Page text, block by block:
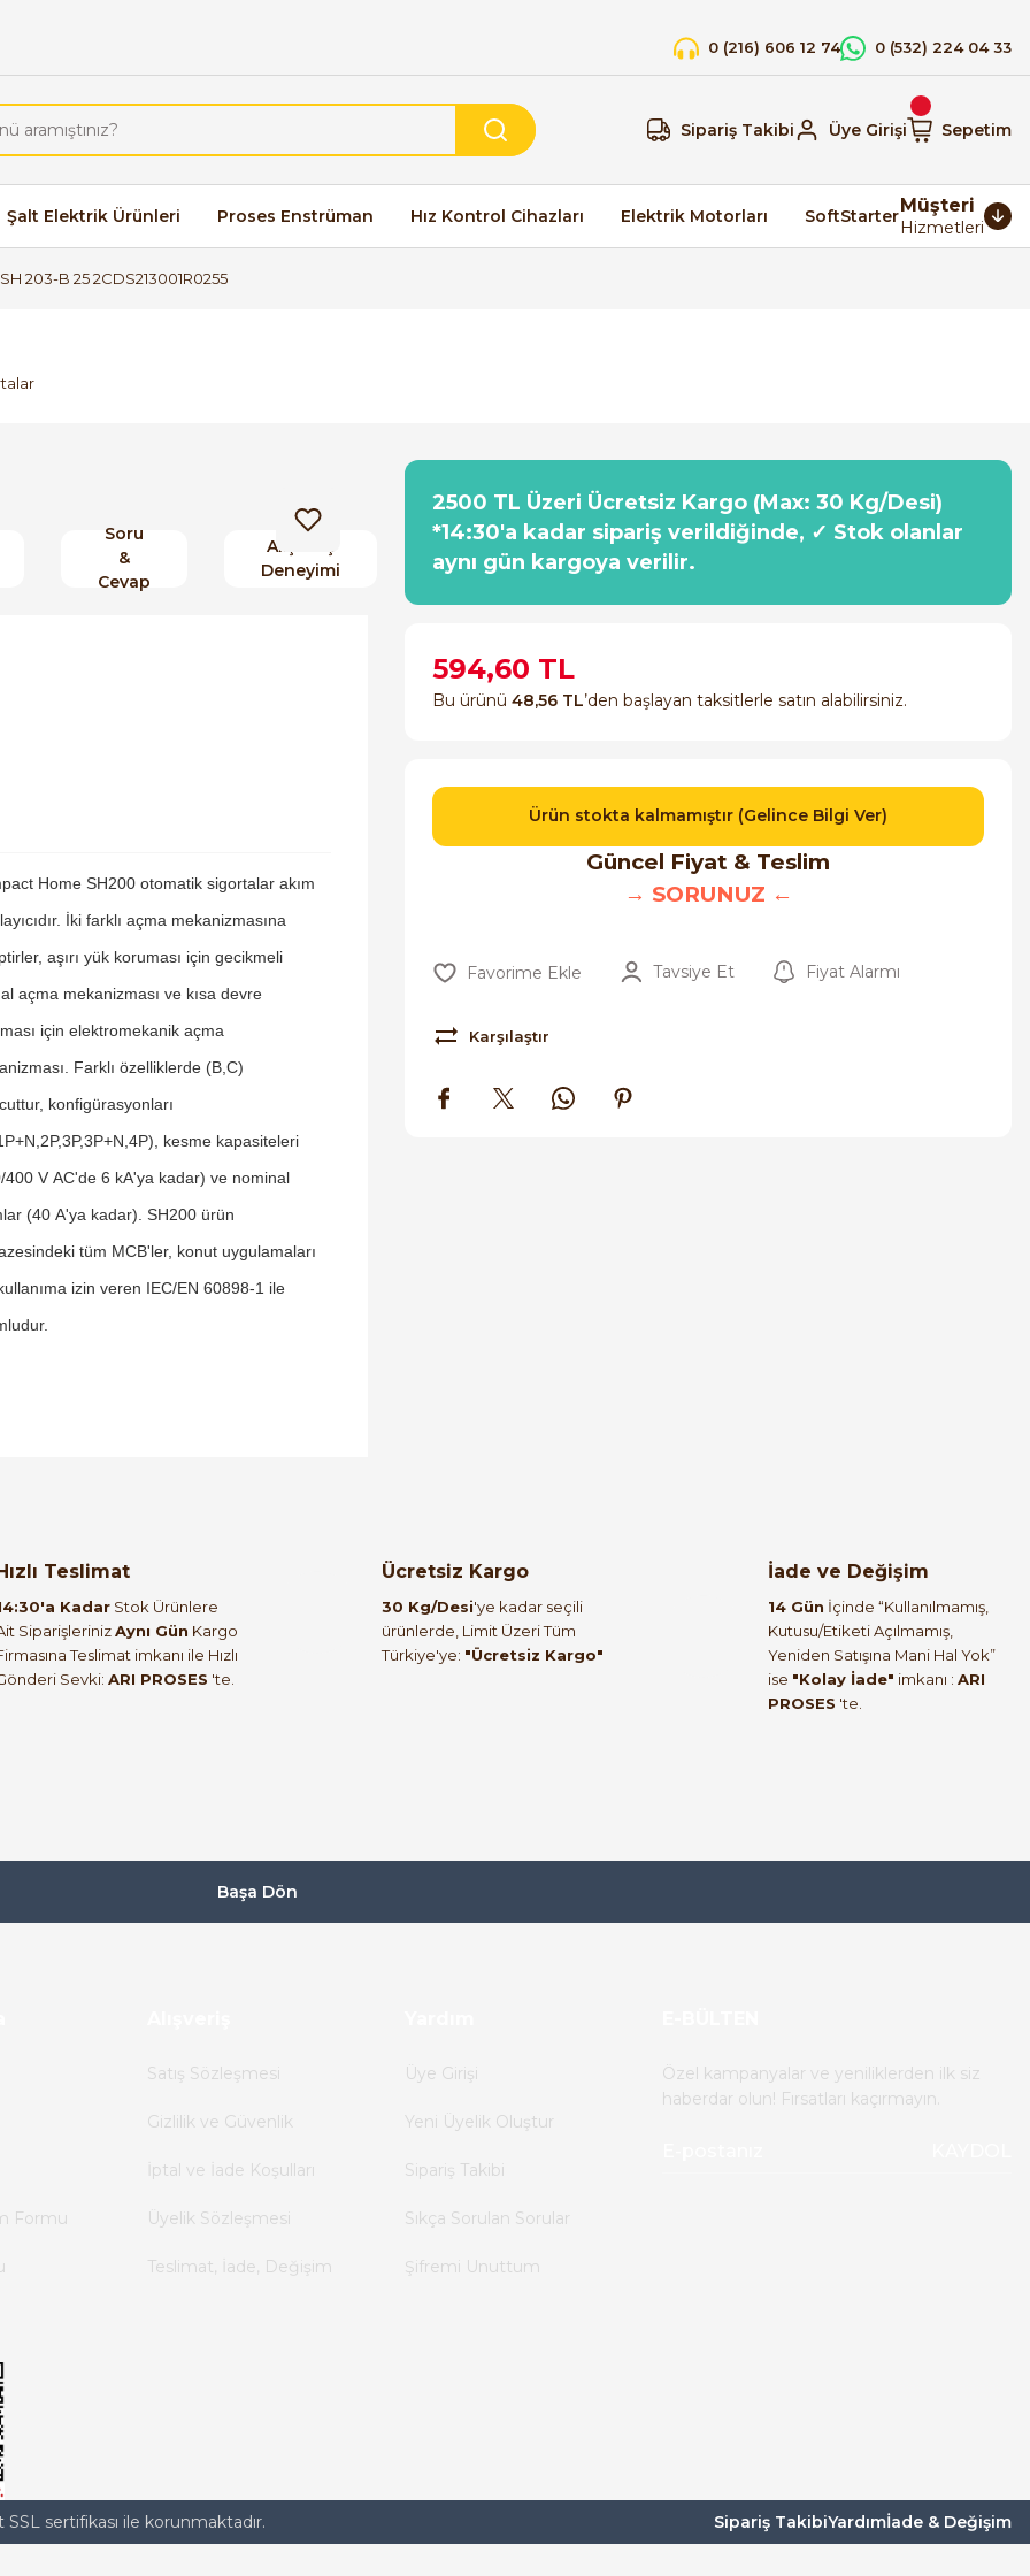
0 (216) 606 12 74 0 (532) 224 04 33
Sipariş Takibi Üye Girişi Sepetim
Şalt Elektrik Ürünleri Proses Enstrüman Hız Kontrol Cihazları Elektrik Motorları SoftStarterMüşteri
Hizmetleri
203-B 25 2CDS213001R0255
Soru
&
Cevap
Alışveriş
Deneyimi
Home SH200 otomatik sigortalar akım
İki farklı açma mekanizmasına
aşırı yük koruması için gecikmeli
açma mekanizması ve kısa devre
için elektromekanik açma
Farklı özelliklerde (B,C)
konfigürasyonları
kesme kapasiteleri
400 V AC'de 6 kA'ya kadar) ve nominal
(40 A'ya kadar). SH200 ürün
tüm MCB'ler, konut uygulamaları
izin veren IEC/EN 60898-1 ile
2500 TL Üzeri Ücretsiz Kargo (Max: 30 Kg/Desi)
*14:30'a kadar sipariş verildiğinde, ✓ Stok olanlar
aynı gün kargoya verilir.
594,60 TL
Bu ürünü 48,56 TL’den başlayan taksitlerle satın alabilirsiniz.
Ürün stokta kalmamıştır (Gelince Bilgi Ver)
Güncel Fiyat & Teslim
→ SORUNUZ ←
Tavsiye Et Fiyat Alarmı
Karşılaştır
Teslimat
Kadar Stok Ürünlere
SiparişlerinizAynı Gün Kargo
Teslimat imkanı ile Hızlı
Sevki: ARI PROSES 'te.
Ücretsiz Kargo
30 Kg/Desi'ye kadar seçili
ürünlerde, Limit Üzeri Tüm
Türkiye'ye: "Ücretsiz Kargo"
İade ve Değişim
14 Gün İçinde “Kullanılmamış,
Kutusu/Etiketi Açılmamış,
Yeniden Satışına Mani Hal Yok”
ise "Kolay İade" imkanı : ARI
PROSES 'te.
Başa Dön
Formu
Satış Sözleşmesi
Gizlilik ve Güvenlik
İptal ve İade Koşulları
Üyelik Sözleşmesi
Teslimat, İade, Değişim
Üye Girişi
Yeni Üyelik Oluştur
Sipariş Takibi
Sıkça Sorulan Sorular
Şifremi Unuttum
Özel kampanyalar ve yeniliklerden ilk siz
haberdar olun! Fırsatları kaçırmayın.
SSL sertifikası ile korunmaktadır. Sipariş TakibiYardımİade & Değişim